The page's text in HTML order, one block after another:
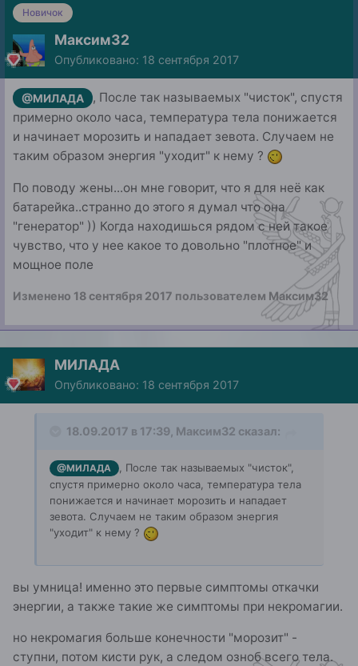
Новичок
Максим32
Опубликовано: 18 сентября 2017
@МИЛАДА
, После так называемых "чисток", спустя
примерно около часа, температура тела понижается
и начинает морозить и нападает зевота. Случаем не
таким образом энергия "уходит" к нему ?
По поводу жены...он мне говорит, что я для неё как
батарейка..странно до этого я думал что она
"генератор" )) Когда находишься рядом с ней такое
чувство, что у нее какое то довольно "плотное" и
мощное поле
Изменено 18 сентября 2017 пользователем Максим32
МИЛАДА
Опубликовано: 18 сентября 2017
18.09.2017 в 17:39, Максим32 сказал:
@МИЛАДА
, После так называемых "чисток",
спустя примерно около часа, температура тела
понижается и начинает морозить и нападает
зевота. Случаем не таким образом энергия
"уходит" к нему ?
вы умница! именно это первые симптомы откачки
энергии, а также такие же симптомы при некромагии.
но некромагия больше конечности "морозит" -
ступни, потом кисти рук, а следом озноб всего тела.